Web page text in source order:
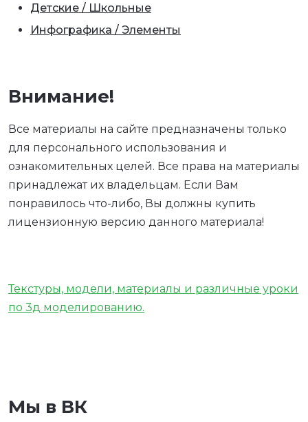
Детские / Школьные
Инфографика / Элементы
Внимание!
Все материалы на сайте предназначены только
для персонального использования и
ознакомительных целей. Все права на материалы
принадлежат их владельцам. Если Вам
понравилось что-либо, Вы должны купить
лицензионную версию данного материала!
Текстуры, модели, материалы и различные уроки
по 3д моделированию.
Мы в ВК